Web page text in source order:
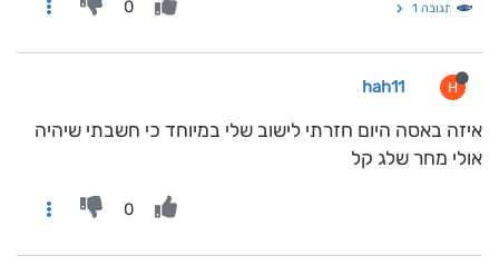
תגובה 1 0
H
hah11
איזה באסה היום חזרתי לישוב שלי במיוחד כי חשבתי שיהיה
אולי מחר שלג קל
0